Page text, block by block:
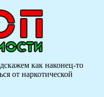
как наконец-то
от наркотической